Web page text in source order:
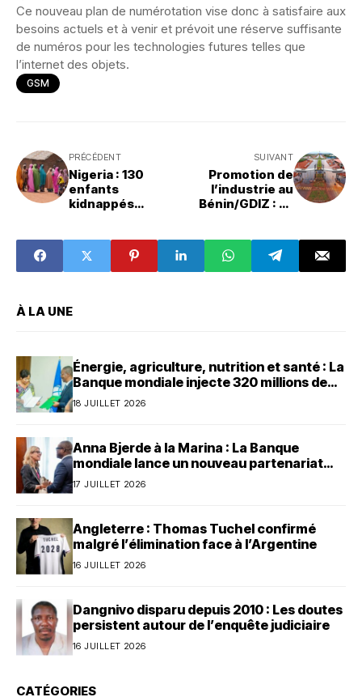
Ce nouveau plan de numérotation vise donc à satisfaire aux
besoins actuels et à venir et prévoit une réserve suffisante
de numéros pour les technologies futures telles que
l’internet des objets.
GSM
PRÉCÉDENT
Nigeria : 130
enfants
kidnappés
SUIVANT
Promotion de
l’industrie au
Bénin/GDIZ : La
pour 05 unités de
transformation
de noix de cajou.
À LA UNE
Énergie, agriculture, nutrition et santé : La
Banque mondiale injecte 320 millions de
dollars au Bénin
18 JUILLET 2026
Anna Bjerde à la Marina : La Banque
mondiale lance un nouveau partenariat
avec le Bénin
17 JUILLET 2026
Angleterre : Thomas Tuchel confirmé
malgré l’élimination face à l’Argentine
16 JUILLET 2026
Dangnivo disparu depuis 2010 : Les doutes
persistent autour de l’enquête judiciaire
16 JUILLET 2026
CATÉGORIES